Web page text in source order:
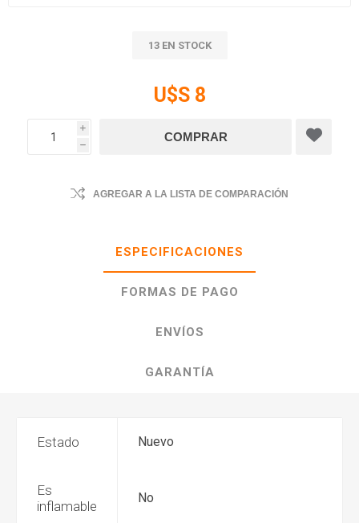
13 EN STOCK
U$S 8
i
h
AGREGAR A LA LISTA DE COMPARACIÓN
ESPECIFICACIONES
FORMAS DE PAGO
ENVÍOS
GARANTÍA
Estado Nuevo
Es
inflamable
No